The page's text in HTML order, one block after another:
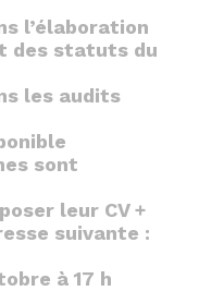
l’élaboration
des statuts du
les audits
sont
leur CV +
suivante :
à 17 h